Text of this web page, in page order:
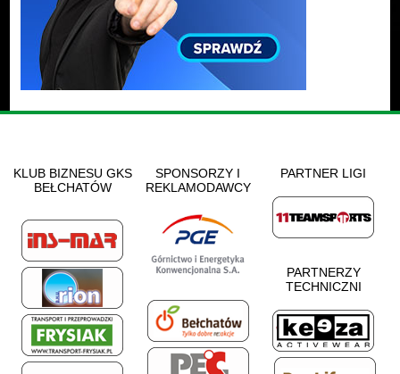
KLUB BIZNESU GKS
BEŁCHATÓW
SPONSORZY I
REKLAMODAWCY
PARTNER LIGI
PARTNERZY
TECHNICZNI